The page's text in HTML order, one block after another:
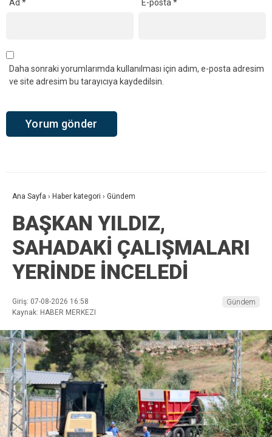
Ad * E-posta*
Daha sonraki yorumlarımda kullanılması için adım, e-posta adresim
ve site adresim bu tarayıcıya kaydedilsin.
Ana Sayfa › Haber kategori › Gündem
BAŞKAN YILDIZ,
SAHADAKİ ÇALIŞMALARI
YERİNDE İNCELEDİ
Giriş: 07-08-2026 16:58
Kaynak: HABER MERKEZI
Gündem